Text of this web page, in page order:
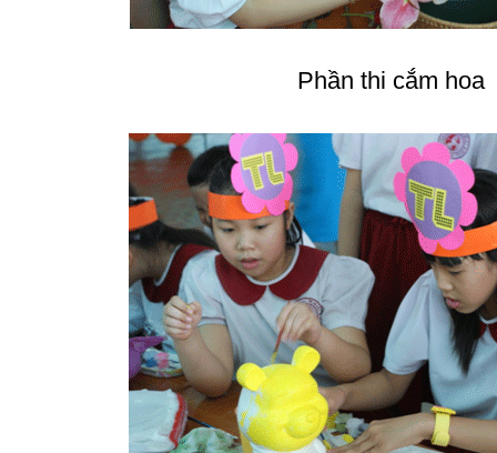
Phần thi cắm hoa